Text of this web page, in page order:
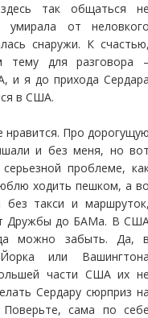
так общаться
от
снаружи. К
тему для разговора
и я до прихода
в США.
Про
и без меня, но
проблеме,
ходить пешком, а
без такси и
Дружбы до БАМа. В
можно забыть. Да,
или
части США их
Сердару сюрприз
сама по